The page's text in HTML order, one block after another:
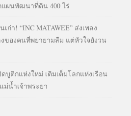
ผนพัฒนาที่ดิน 400 ไร่
ก่า! “INC MATAWEE” ส่งเพลง
งของคนที่พยายามลืม แต่หัวใจยังวน
บูติกแห่งใหม่ เติมเต็มโลกแห่งเรือน
ม่น้ำเจ้าพระยา